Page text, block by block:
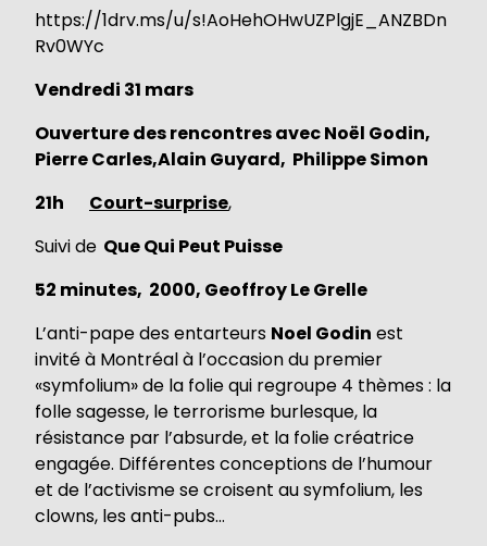
https://1drv.ms/u/s!AoHehOHwUZPlgjE_ANZBDn
Rv0WYc
Vendredi 31 mars
Ouverture des rencontres avec Noël Godin,
Pierre Carles,Alain Guyard, Philippe Simon
21h
Court-surprise,
Suivi de Que Qui Peut Puisse
52 minutes, 2000, Geoffroy Le Grelle
L’anti-pape des entarteurs Noel Godin est
invité à Montréal à l’occasion du premier
«symfolium» de la folie qui regroupe 4 thèmes : la
folle sagesse, le terrorisme burlesque, la
résistance par l’absurde, et la folie créatrice
engagée. Différentes conceptions de l’humour
et de l’activisme se croisent au symfolium, les
clowns, les anti-pubs…